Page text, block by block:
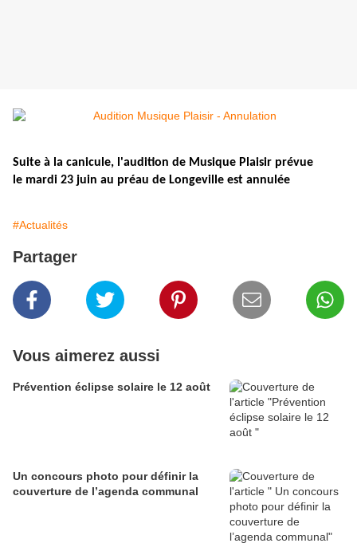
Suite à la canicule, l'audition de Musique Plaisir prévue
le mardi 23 juin au préau de Longeville est annulée
#Actualités
Partager
Vous aimerez aussi
Prévention éclipse solaire le 12 août
Un concours photo pour définir la
couverture de l’agenda communal